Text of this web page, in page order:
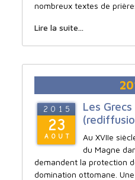
nombreux textes de
Lire la suite...
2015
23
AOUT
Les
Au XVIIe
du Magne
demandent la protection
domination ottomane.